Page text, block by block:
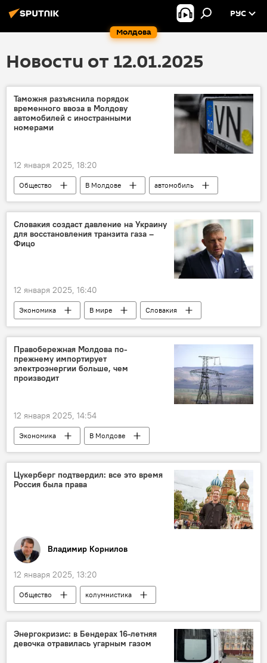
Молдова
РУС
Новости от 12.01.2025
Таможня разъяснила порядок
временного ввоза в Молдову
автомобилей с иностранными
номерами
12 января 2025, 18:20
Общество В Молдове
автомобиль
Таможенная служба
Словакия создаст давление на Украину
для восстановления транзита газа –
Фицо
12 января 2025, 16:40
Экономика В мире
Словакия
Украина
Европейский союз газ
Правобережная Молдова по-
прежнему импортирует
электроэнергии больше, чем
производит
12 января 2025, 14:54
Экономика
В Молдове
электроэнергия
кризис
Цукерберг подтвердил: все это время
Россия была права
Владимир Корнилов
12 января 2025, 13:20
Общество колумнистика
Энергокризис: в Бендерах 16-летняя
девочка отравилась угарным газом